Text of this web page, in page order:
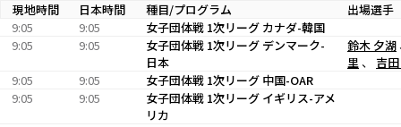
現地時間 日本時間 種目/プログラム
出場選手
9:05
9:05
女子団体戦 1次リーグ カナダ-韓国
9:05
9:05
女子団体戦 1次リーグ デンマーク-
日本
鈴木 夕湖
里 、 吉
9:05
9:05
女子団体戦 1次リーグ 中国-OAR
9:05
9:05
女子団体戦 1次リーグ イギリス-アメ
リカ